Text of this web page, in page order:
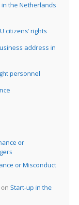
the Netherlands
citizens’ rights
address in
personnel
or
or Misconduct
on Start-up in the